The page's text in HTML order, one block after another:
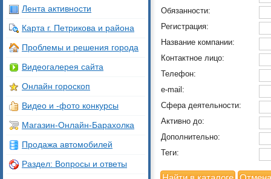
Обязанности:
Регистрация:
Название компании:
Контактное лицо:
Телефон:
e-mail:
Сфера деятельности:
Активно до:
Дополнительно:
Теги:
Лента активности
Карта г. Петрикова и района
Проблемы и решения города
Видеогалерея сайта
Онлайн гороскоп
Видео и -фото конкурсы
Магазин-Онлайн-Барахолка
Продажа автомобилей
Раздел: Вопросы и ответы